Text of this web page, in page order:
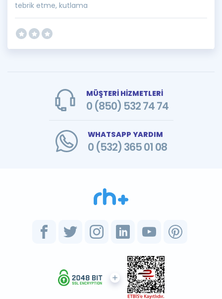
tebrik etme, kutlama
MÜŞTERİ HİZMETLERİ
0 (850) 532 74 74
WHATSAPP YARDIM
0 (532) 365 01 08